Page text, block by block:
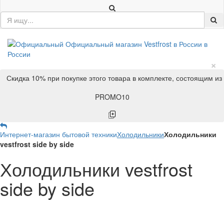
×
Скидка 10% при покупке этого товара в комплекте, состоящим
PROMO10
Интернет-магазин бытовой техникиХолодильникиХолодильники
vestfrost side by side
Холодильники vestfrost
side by side